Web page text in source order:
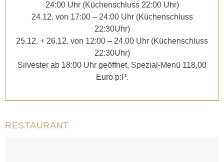
24:00 Uhr (Küchenschluss 22:00 Uhr)
24.12. von 17:00 – 24:00 Uhr (Küchenschluss
22:30Uhr)
25.12. + 26.12. von 12:00 – 24.00 Uhr (Küchenschluss
22:30Uhr)
Silvester ab 18:00 Uhr geöffnet, Spezial-Menü 118,00
Euro p:P.
RESTAURANT